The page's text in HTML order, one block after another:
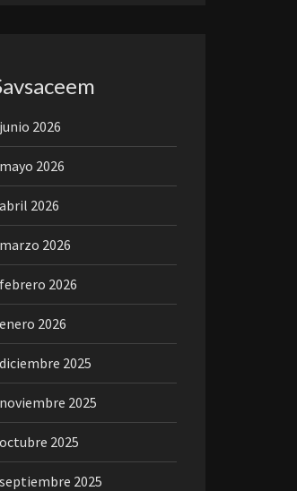
junio 2026
mayo 2026
abril 2026
marzo 2026
febrero 2026
enero 2026
diciembre 2025
noviembre 2025
octubre 2025
septiembre 2025